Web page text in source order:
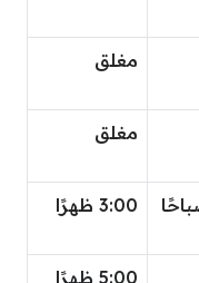
مغلق
مغلق
3:00 ظهرًا
5:00 ظهرًا